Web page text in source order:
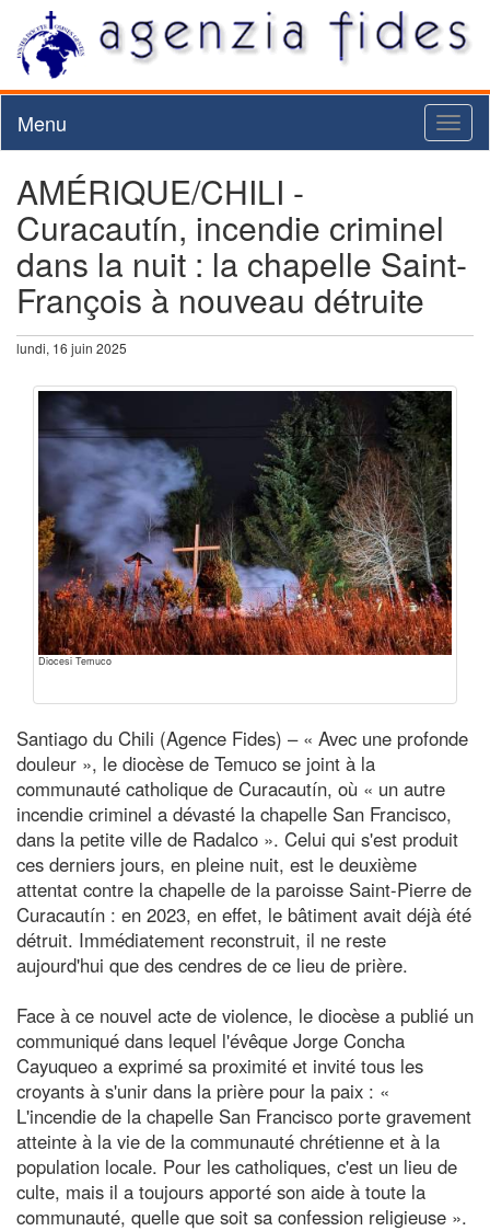
Menu
AMÉRIQUE/CHILI -
Curacautín, incendie criminel
dans la nuit : la chapelle Saint-
François à nouveau détruite
lundi, 16 juin 2025
Diocesi Temuco
Santiago du Chili (Agence Fides) – « Avec une profonde
douleur », le diocèse de Temuco se joint à la
communauté catholique de Curacautín, où « un autre
incendie criminel a dévasté la chapelle San Francisco,
dans la petite ville de Radalco ». Celui qui s'est produit
ces derniers jours, en pleine nuit, est le deuxième
attentat contre la chapelle de la paroisse Saint-Pierre de
Curacautín : en 2023, en effet, le bâtiment avait déjà été
détruit. Immédiatement reconstruit, il ne reste
aujourd'hui que des cendres de ce lieu de prière.
Face à ce nouvel acte de violence, le diocèse a publié un
communiqué dans lequel l'évêque Jorge Concha
Cayuqueo a exprimé sa proximité et invité tous les
croyants à s'unir dans la prière pour la paix : «
L'incendie de la chapelle San Francisco porte gravement
atteinte à la vie de la communauté chrétienne et à la
population locale. Pour les catholiques, c'est un lieu de
culte, mais il a toujours apporté son aide à toute la
communauté, quelle que soit sa confession religieuse ».